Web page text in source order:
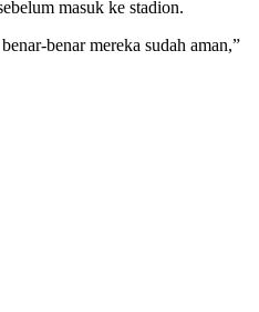
masuk ke stadion.
benar mereka sudah aman,”